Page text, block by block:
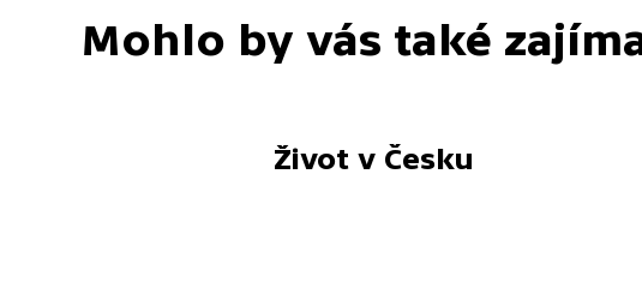
Mohlo by vás také
Život v Česku